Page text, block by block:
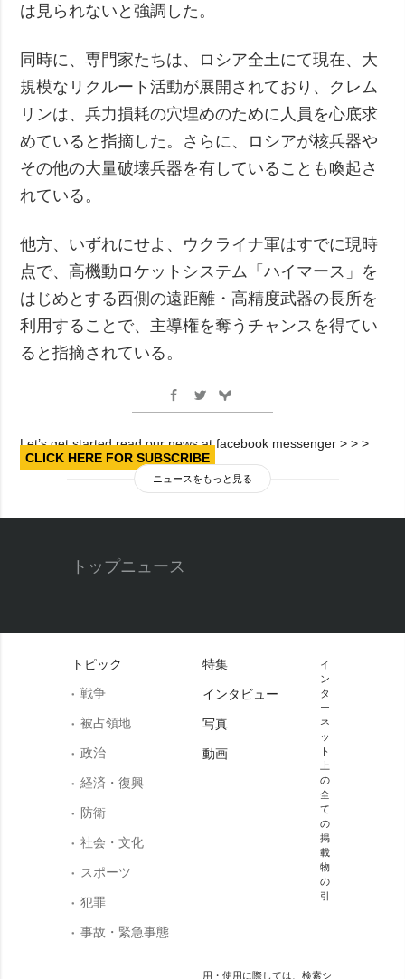
は見られないと強調した。
同時に、専門家たちは、ロシア全土にて現在、大
規模なリクルート活動が展開されており、クレム
リンは、兵力損耗の穴埋めのために人員を心底求
めていると指摘した。さらに、ロシアが核兵器や
その他の大量破壊兵器を有していることも喚起さ
れている。
他方、いずれにせよ、ウクライナ軍はすでに現時
点で、高機動ロケットシステム「ハイマース」を
はじめとする西側の遠距離・高精度武器の長所を
利用することで、主導権を奪うチャンスを得てい
ると指摘されている。
Let’s get started read our news at facebook messenger > > >
CLICK HERE FOR SUBSCRIBE
ニュースをもっと見る
トップニュース
トピック
戦争
被占領地
政治
経済・復興
防衛
社会・文化
スポーツ
犯罪
事故・緊急事態
特集
インタビュー
写真
動画
イ
ン
タ
ー
ネ
ッ
ト
上
の
全
て
の
掲
載
物
の
引
用・使用に際しては、検索シ